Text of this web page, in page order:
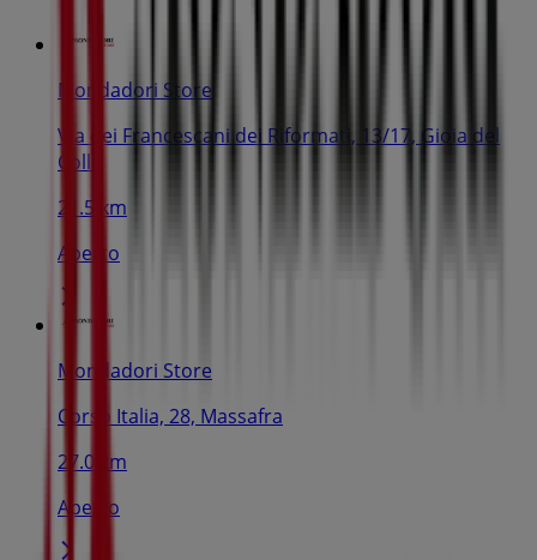
Mondadori Store
Via dei Francescani dei Riformati, 13/17, Gioia del
Colle
21.5 km
Aperto
Mondadori Store
Corso Italia, 28, Massafra
27.0 km
Aperto